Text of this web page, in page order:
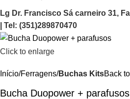
Lg Dr. Francisco Sá carneiro 31,
| Tel: (351)289870470
Click to enlarge
Início Ferragens Buchas KitsBack
Bucha Duopower + parafusos